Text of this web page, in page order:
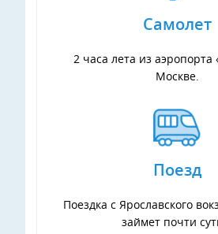
Самолет
2 часа лета из аэропорта
Москве.
Поезд
Поездка с Ярославского
займет почти